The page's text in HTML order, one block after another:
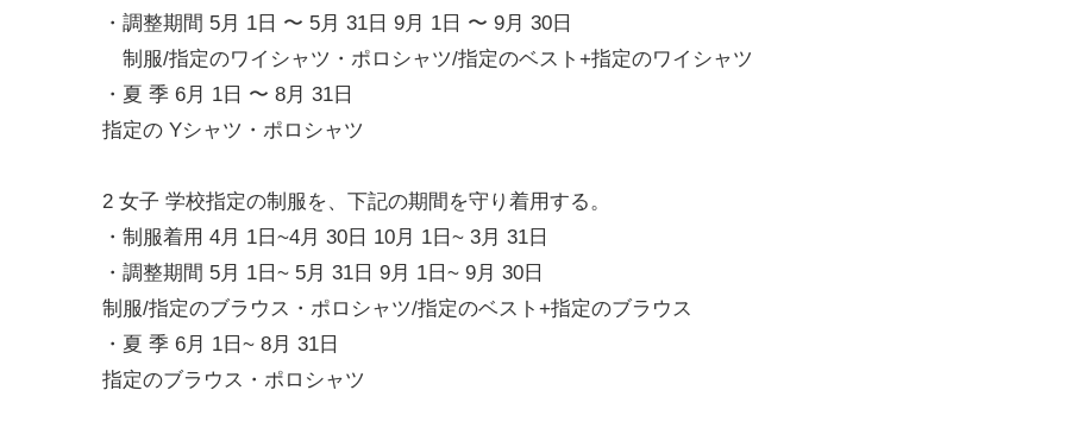
・調整期間 5月 1日 〜 5月 31日 9月 1日 〜 9月 30日
制服/指定のワイシャツ・ポロシャツ/指定のベスト+指定のワイシャツ
・夏 季 6月 1日 〜 8月 31日
指定の Yシャツ・ポロシャツ
2 女子 学校指定の制服を、下記の期間を守り着用する。
・制服着用 4月 1日~4月 30日 10月 1日~ 3月 31日
・調整期間 5月 1日~ 5月 31日 9月 1日~ 9月 30日
制服/指定のブラウス・ポロシャツ/指定のベスト+指定のブラウス
・夏 季 6月 1日~ 8月 31日
指定のブラウス・ポロシャツ